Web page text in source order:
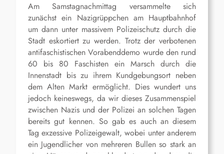
Am Samstagnachmittag versammelte sich
zunächst ein Nazigrüppchen am Hauptbahnhof
um dann unter massivem Polizeischutz durch die
Stadt eskortiert zu werden. Trotz der verbotenen
antifaschistischen Vorabenddemo wurde den rund
60 bis 80 Faschisten ein Marsch durch die
Innenstadt bis zu ihrem Kundgebungsort neben
dem Alten Markt ermöglicht. Dies wundert uns
jedoch keineswegs, da wir dieses Zusammenspiel
zwischen Nazis und der Polizei an solchen Tagen
bereits gut kennen. So gab es auch an diesem
Tag exzessive Polizeigewalt, wobei unter anderem
ein Jugendlicher von mehreren Bullen so stark an